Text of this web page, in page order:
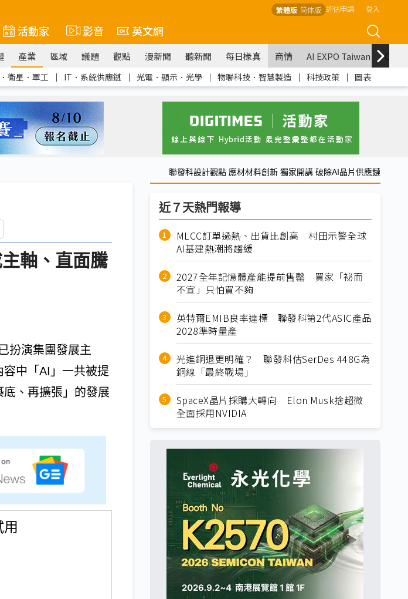
繁體版 简体版 評估申請 登入
活動家 影音 英文網
產業 區域 議題 觀點 漫新聞 聽新聞 每日椽真 商情 AI EXPO Taiwan
衛星．軍工 ｜ IT．系統供應鏈 ｜ 光電．顯示．光學 ｜ 物聯科技．智慧製造 ｜ 科技政策 ｜ 圖表
聯發科設計觀點 應材材料創新 獨家開講 破除AI晶片供應鏈
軸、直面騰
扮演集團發展主
中「AI」一共被提
、再擴張」的發展
近７天熱門報導
MLCC訂單過熱、出貨比創高 村田示警全球
AI基建熱潮將趨緩
2027全年記憶體產能提前售罄 買家「祕而
不宣」只怕買不夠
英特爾EMIB良率達標 聯發科第2代ASIC產品
2028準時量產
光進銅退更明確？ 聯發科估SerDes 448G為
銅線「最終戰場」
SpaceX晶片採購大轉向 Elon Musk捨超微
全面採用NVIDIA